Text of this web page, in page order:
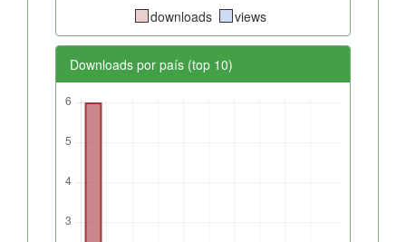
downloads views
Downloads por país (top 10)